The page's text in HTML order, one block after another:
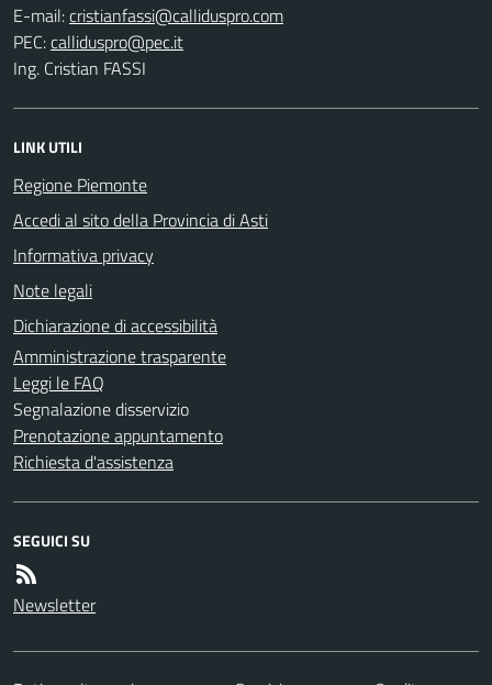
E-mail:
PEC:
Ing. Cristian FASSI
LINK UTILI
Regione Piemonte
Accedi al sito della Provincia di Asti
Informativa privacy
Note legali
Dichiarazione di accessibilità
Amministrazione trasparente
Leggi le FAQ
Segnalazione disservizio
Prenotazione appuntamento
Richiesta d'assistenza
SEGUICI SU
Newsletter